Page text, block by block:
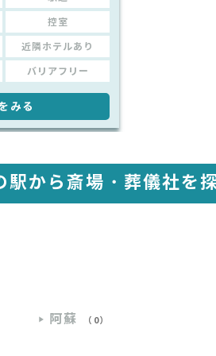
控室
近隣ホテルあり
バリアフリー
みる
駅から 斎場・葬儀社を
阿蘇 （0）